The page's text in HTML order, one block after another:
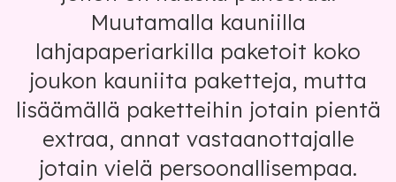
Muutamalla kauniilla
lahjapaperiarkilla paketoit koko
joukon kauniita paketteja, mutta
lisäämällä paketteihin jotain pientä
extraa, annat vastaanottajalle
jotain vielä persoonallisempaa.